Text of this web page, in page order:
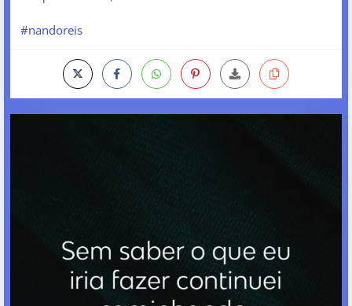
#nandoreis